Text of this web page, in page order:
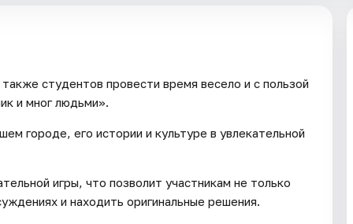
студентов провести время весело и с пользой
и мног людьми».
городе, его истории и культуре в увлекательной
игры, что позволит участникам не только
и находить оригинальные решения.